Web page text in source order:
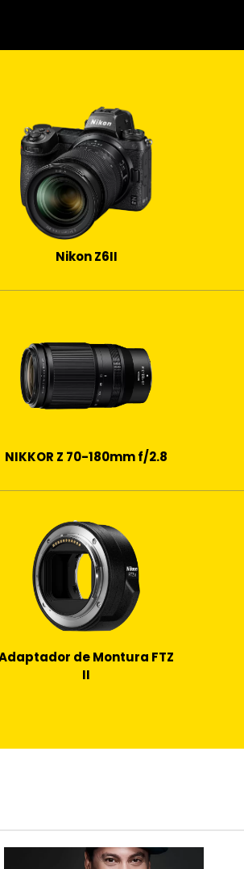
Nikon Z6II
NIKKOR Z 70-180mm f/2.8
de Montura FTZ
II